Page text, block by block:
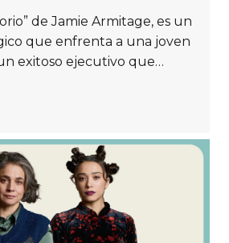
de Jamie Armitage, es un
que enfrenta a una joven
exitoso ejecutivo que…